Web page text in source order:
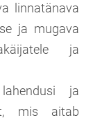
linnatänava
ja mugava
ja
ja
mis aitab